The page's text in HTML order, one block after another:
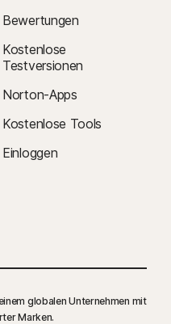
Bewertungen
Kostenlose
Testversionen
Norton-Apps
Kostenlose Tools
Einloggen
globalen Unternehmen mit
Marken.